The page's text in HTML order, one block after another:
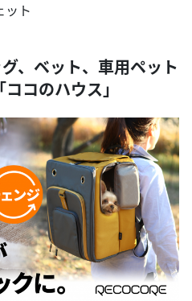
ット
、ベット、車用ペット
コのハウス」